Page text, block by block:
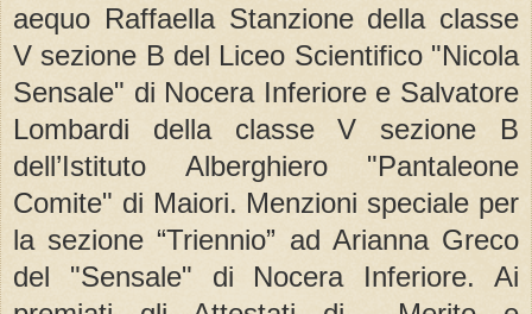
aequo Raffaella Stanzione della classe
V sezione B del Liceo Scientifico "Nicola
Sensale" di Nocera Inferiore e Salvatore
Lombardi della classe V sezione B
dell’Istituto Alberghiero "Pantaleone
Comite" di Maiori. Menzioni speciale per
la sezione “Triennio” ad Arianna Greco
del "Sensale" di Nocera Inferiore. Ai